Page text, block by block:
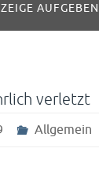
AUFGEBEN
verletzt
Allgemein